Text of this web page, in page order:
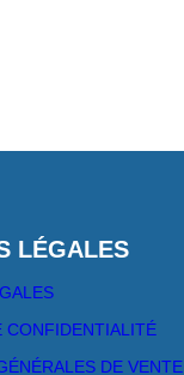
LÉGALES
CONFIDENTIALITÉ
DE VENTE